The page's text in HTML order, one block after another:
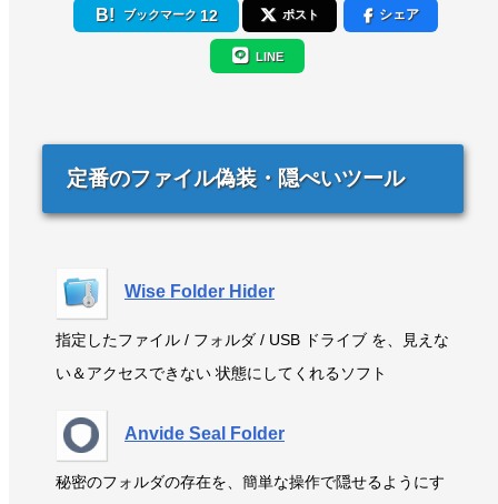
ブックマーク 12 ポスト シェア
LINE
定番のファイル偽装・隠ぺいツール
Wise Folder Hider
指定したファイル / フォルダ / USB ドライブ を、見えな
い＆アクセスできない 状態にしてくれるソフト
Anvide Seal Folder
秘密のフォルダの存在を、簡単な操作で隠せるようにす